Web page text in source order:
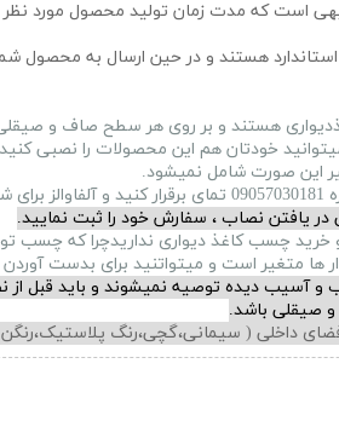
است که مدت زمان تولید محصول مورد نظر
استاندارد هستند و در حین ارسال به محصول
هستند و بر روی هر سطح صاف و
خودتان هم این محصولات را نصبی
این صورت شامل نمیشود.
در یافتن نصاب ، سفارش خود را ثبت نمایید.
خرید چسب کاغذ دیواری نداریدچرا که چسب
و میتواتنید برای بدست آوردن قیمت تقریبی با شماره
و آسیب دیده توصیه نمیشوند و باید قبل
صیقلی باشد.
فضای داخلی ( سیمانی،گچی،رنگ